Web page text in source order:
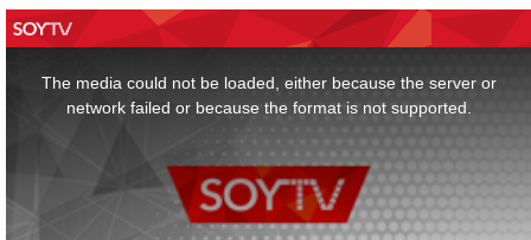
The media could not be loaded, either because the server or
network failed or because the format is not supported.